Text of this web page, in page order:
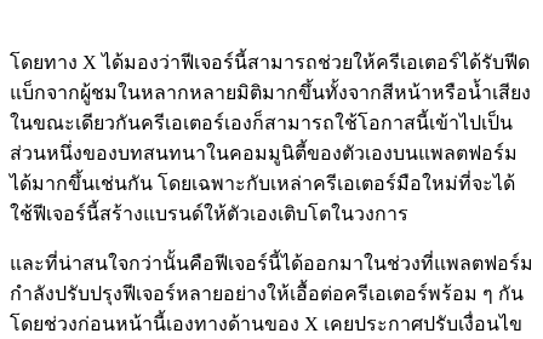
โดยทาง X ได้มองว่าฟีเจอร์นี้สามารถช่วยให้ครีเอเตอร์ได้รับฟีด
แบ็กจากผู้ชมในหลากหลายมิติมากขึ้นทั้งจากสีหน้าหรือน้ำเสียง
ในขณะเดียวกันครีเอเตอร์เองก็สามารถใช้โอกาสนี้เข้าไปเป็น
ส่วนหนึ่งของบทสนทนาในคอมมูนิตี้ของตัวเองบนแพลตฟอร์ม
ได้มากขึ้นเช่นกัน โดยเฉพาะกับเหล่าครีเอเตอร์มือใหม่ที่จะได้
ใช้ฟีเจอร์นี้สร้างแบรนด์ให้ตัวเองเติบโตในวงการ
และที่น่าสนใจกว่านั้นคือฟีเจอร์นี้ได้ออกมาในช่วงที่แพลตฟอร์ม
กำลังปรับปรุงฟีเจอร์หลายอย่างให้เอื้อต่อครีเอเตอร์พร้อม ๆ กัน
โดยช่วงก่อนหน้านี้เองทางด้านของ X เคยประกาศปรับเงื่อนไข